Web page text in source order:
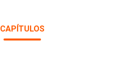
CAPÍTULOS